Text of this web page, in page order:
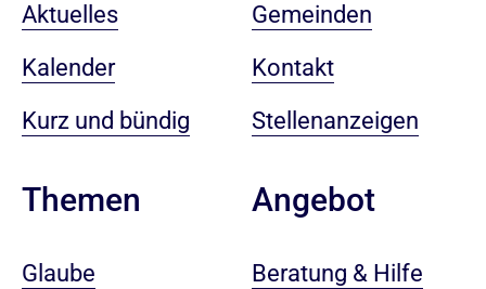
Aktuelles
Kalender
Kurz und bündig
Themen
Glaube
Gemeinden
Kontakt
Stellenanzeigen
Angebot
Beratung & Hilfe